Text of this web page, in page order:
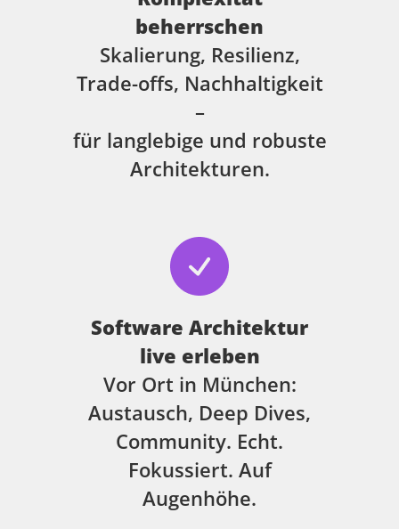
beherrschen
Skalierung, Resilienz,
Trade-offs, Nachhaltigkeit
–
für langlebige und robuste
Architekturen.
Software Architektur
live erleben
Vor Ort in München:
Austausch, Deep Dives,
Community. Echt.
Fokussiert. Auf
Augenhöhe.